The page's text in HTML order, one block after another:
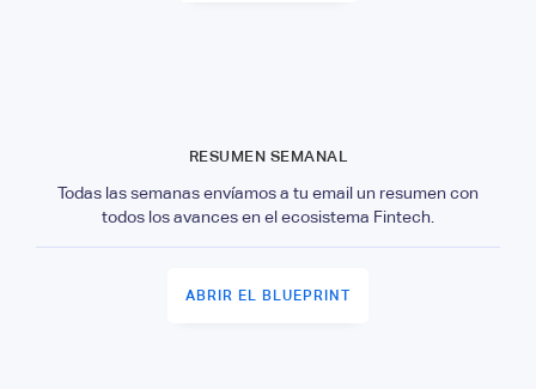
RESUMEN SEMANAL
Todas las semanas envíamos a tu email un resumen con
todos los avances en el ecosistema Fintech.
ABRIR EL BLUEPRINT